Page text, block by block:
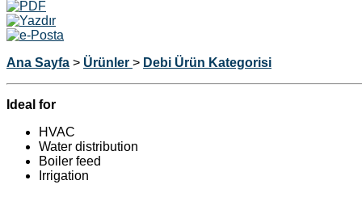
Ana Sayfa > Ürünler > Debi Ürün Kategorisi
Ideal for
HVAC
Water distribution
Boiler feed
Irrigation